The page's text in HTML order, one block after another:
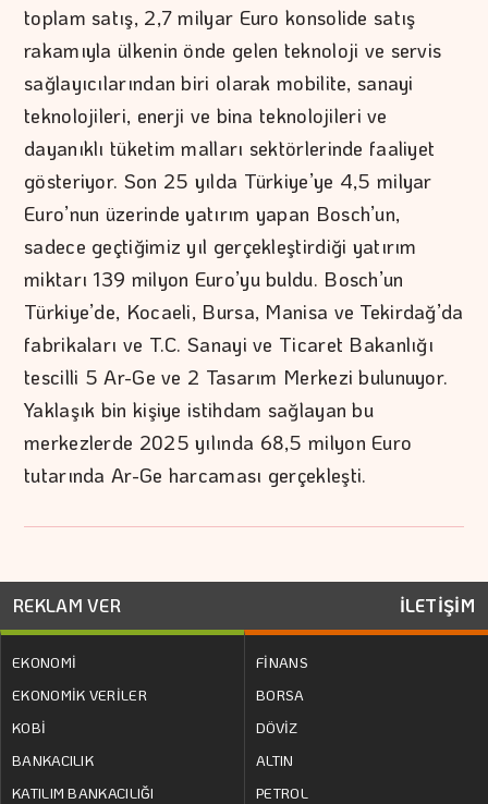
toplam satış, 2,7 milyar Euro konsolide satış
rakamıyla ülkenin önde gelen teknoloji ve servis
sağlayıcılarından biri olarak mobilite, sanayi
teknolojileri, enerji ve bina teknolojileri ve
dayanıklı tüketim malları sektörlerinde faaliyet
gösteriyor. Son 25 yılda Türkiye’ye 4,5 milyar
Euro’nun üzerinde yatırım yapan Bosch’un,
sadece geçtiğimiz yıl gerçekleştirdiği yatırım
miktarı 139 milyon Euro’yu buldu. Bosch’un
Türkiye’de, Kocaeli, Bursa, Manisa ve Tekirdağ’da
fabrikaları ve T.C. Sanayi ve Ticaret Bakanlığı
tescilli 5 Ar-Ge ve 2 Tasarım Merkezi bulunuyor.
Yaklaşık bin kişiye istihdam sağlayan bu
merkezlerde 2025 yılında 68,5 milyon Euro
tutarında Ar-Ge harcaması gerçekleşti.
REKLAM VER İLETİŞİM
EKONOMİ
EKONOMİK VERİLER
KOBİ
BANKACILIK
KATILIM BANKACILIĞI
FİNANS
BORSA
DÖVİZ
ALTIN
PETROL